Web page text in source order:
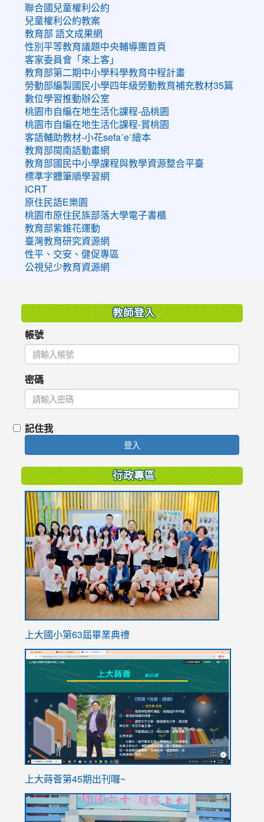
聯合國兒童權利公約
兒童權利公約教案
教育部 語文成果網
性別平等教育議題中央輔導團首頁
客家委員會「來上客」
教育部第二期中小學科學教育中程計畫
勞動部編製國民小學四年級勞動教育補充教材35篇
數位學習推動辦公室
桃園市自編在地生活化課程-品桃園
桃園市自編在地生活化課程-賞桃園
客語輔助教材-小花sefaˊeˋ繪本
教育部閩南語動畫網
教育部國民中小學課程與教學資源整合平臺
標準字體筆順學習網
ICRT
原住民語E樂園
桃園市原住民族部落大學電子書櫃
教育部紫錐花運動
臺灣教育研究資源網
性平、交安、健促專區
公視兒少教育資源網
教師登入
帳號
密碼
記住我
登入
行政專區
上大國小第63屆畢業典禮
link
ink
https://sites.google.com/stes.tyc.edu.tw/
上大蒔薈第45期出刊囉~